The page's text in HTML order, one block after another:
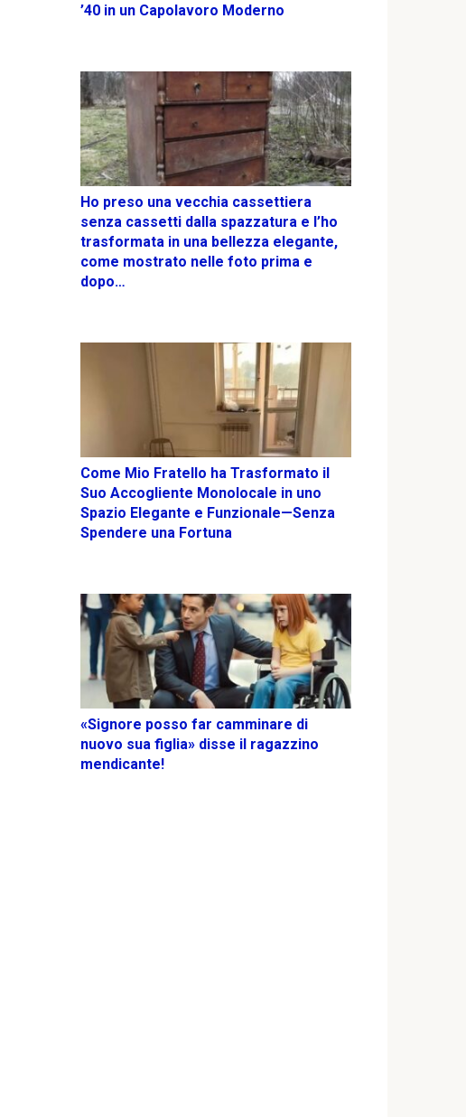
’40 in un Capolavoro Moderno
Ho preso una vecchia cassettiera
senza cassetti dalla spazzatura e l’ho
trasformata in una bellezza elegante,
come mostrato nelle foto prima e
dopo…
Come Mio Fratello ha Trasformato il
Suo Accogliente Monolocale in uno
Spazio Elegante e Funzionale—Senza
Spendere una Fortuna
«Signore posso far camminare di
nuovo sua figlia» disse il ragazzino
mendicante!